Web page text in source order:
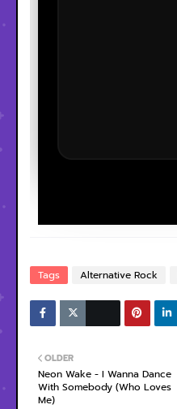
Tags Alternative Rock
OLDER
Neon Wake - I Wanna Dance
With Somebody (Who Loves
Me)